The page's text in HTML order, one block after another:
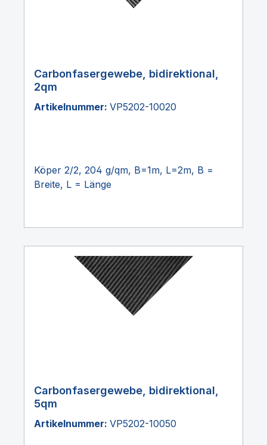
Carbonfasergewebe, bidirektional,
2qm
Artikelnummer: VP5202-10020
Köper 2/2, 204 g/qm, B=1m, L=2m, B =
Breite, L = Länge
Carbonfasergewebe, bidirektional,
5qm
Artikelnummer: VP5202-10050